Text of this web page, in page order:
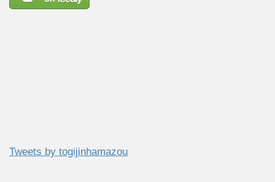
Tweets by togijinhamazou